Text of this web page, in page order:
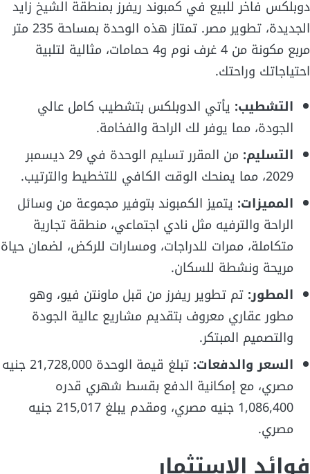
دوبلكس فاخر للبيع في كمبوند ريفرز بمنطقة الشيخ زايد
الجديدة، تطوير مصر. تمتاز هذه الوحدة بمساحة 235 متر
مربع مكونة من 4 غرف نوم و4 حمامات، مثالية لتلبية
احتياجاتك وراحتك.
التشطيب: يأتي الدوبلكس بتشطيب كامل عالي
الجودة، مما يوفر لك الراحة والفخامة.
التسليم:
من المقرر تسليم الوحدة في 29 ديسمبر
2029، مما يمنحك الوقت الكافي للتخطيط والترتيب.
المميزات: يتميز الكمبوند بتوفير مجموعة من وسائل
الراحة والترفيه مثل نادي اجتماعي، منطقة تجارية
متكاملة، ممرات للدراجات، ومسارات للركض، لضمان حياة
مريحة ونشطة للسكان.
المطور: تم تطوير ريفرز من قبل ماونتن فيو، وهو
مطور عقاري معروف بتقديم مشاريع عالية الجودة
والتصميم المبتكر.
السعر والدفعات:
تبلغ قيمة الوحدة 21,728,000 جنيه
مصري، مع إمكانية الدفع بقسط شهري قدره
1,086,400 جنيه مصري، ومقدم يبلغ 215,017 جنيه
مصري.